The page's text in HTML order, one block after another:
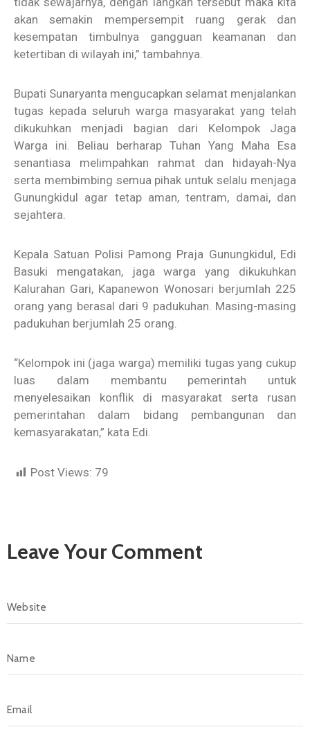
akan semakin mempersempit ruang gerak dan
kesempatan timbulnya gangguan keamanan dan
ketertiban di wilayah ini,” tambahnya.
Bupati Sunaryanta mengucapkan selamat menjalankan
tugas kepada seluruh warga masyarakat yang telah
dikukuhkan menjadi bagian dari Kelompok Jaga
Warga ini. Beliau berharap Tuhan Yang Maha Esa
senantiasa melimpahkan rahmat dan hidayah-Nya
serta membimbing semua pihak untuk selalu menjaga
Gunungkidul agar tetap aman, tentram, damai, dan
sejahtera.
Kepala Satuan Polisi Pamong Praja Gunungkidul, Edi
Basuki mengatakan, jaga warga yang dikukuhkan
Kalurahan Gari, Kapanewon Wonosari berjumlah 225
orang yang berasal dari 9 padukuhan. Masing-masing
padukuhan berjumlah 25 orang.
“Kelompok ini (jaga warga) memiliki tugas yang cukup
luas dalam membantu pemerintah untuk
menyelesaikan konflik di masyarakat serta rusan
pemerintahan dalam bidang pembangunan dan
kemasyarakatan,” kata Edi.
Post Views: 79
Leave Your Comment